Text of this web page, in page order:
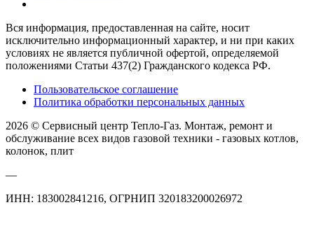
Вся информация, предоставленная на сайте, носит
исключительно информационный характер, и ни при каких
условиях не является публичной офертой, определяемой
положениями Статьи 437(2) Гражданского кодекса РФ.
Пользовательское соглашение
Политика обработки персональных данных
2026 © Сервисный центр Тепло-Газ. Монтаж, ремонт и
обслуживание всех видов газовой техники - газовых котлов,
колонок, плит
—
ИНН: 183002841216, ОГРНИП 320183200026972